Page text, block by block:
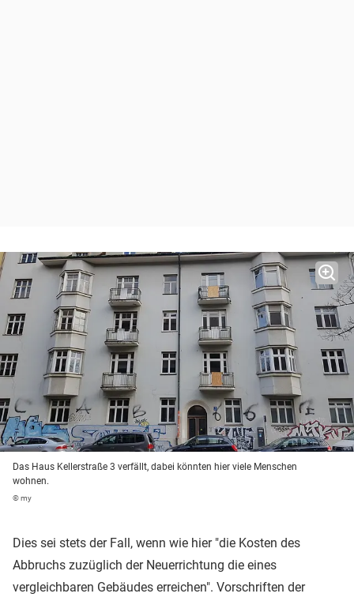
Das Haus Kellerstraße 3 verfällt, dabei könnten hier viele Menschen
wohnen.
© my
Dies sei stets der Fall, wenn wie hier "die Kosten des
Abbruchs zuzüglich der Neuerrichtung die eines
vergleichbaren Gebäudes erreichen". Vorschriften der